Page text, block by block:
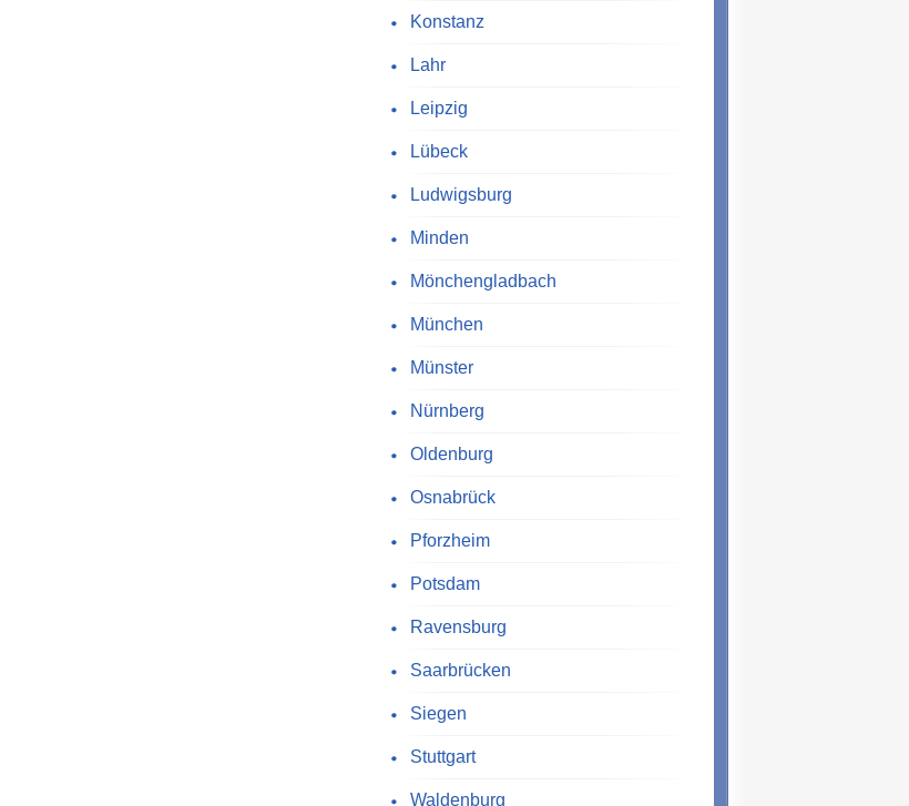
Konstanz
Lahr
Leipzig
Lübeck
Ludwigsburg
Minden
Mönchengladbach
München
Münster
Nürnberg
Oldenburg
Osnabrück
Pforzheim
Potsdam
Ravensburg
Saarbrücken
Siegen
Stuttgart
Waldenburg